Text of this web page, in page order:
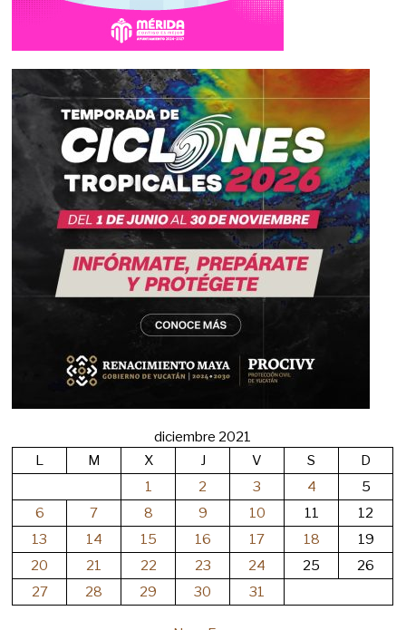
diciembre 2021
L
M X J V S
D
1
2 3 4
5
6
7 8 9 10 11
12
13
14 15 16 17 18
19
20
21 22 23 24 25
26
27
28 29 30 31